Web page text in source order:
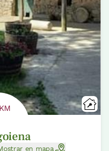
KM
en mapa